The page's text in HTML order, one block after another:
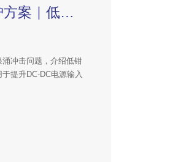
110V直流母线浪涌保护方案｜低钳位TVS设计
冲击问题，介绍低钳
提升DC-DC电源输入